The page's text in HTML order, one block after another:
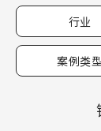
行业
案例类型